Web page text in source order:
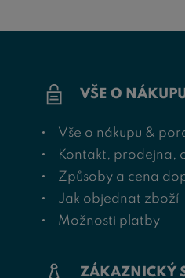
VŠE O
Vše o nákupu &
Kontakt, prodejna,
Způsoby a cena
Jak objednat zboží
Možnosti platby
ZÁKAZNICKÝ